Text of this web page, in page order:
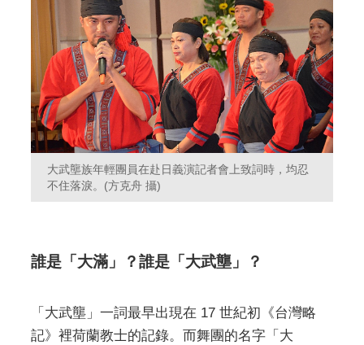
大武壟族年輕團員在赴日義演記者會上致詞時，均忍
不住落淚。(方克舟 攝)
誰是「大滿」？誰是「大武壟」？
「大武壟」一詞最早出現在 17 世紀初《台灣略
記》裡荷蘭教士的記錄。而舞團的名字「大